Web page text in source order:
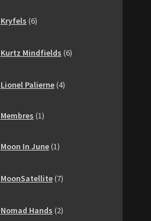
Kryfels 6produits
Kurtz Mindfields 6produits
Lionel Palierne 4produits
Membres 1
produit
Moon In June 1produit
MoonSatellite 7produits
Nomad Hands 2produits